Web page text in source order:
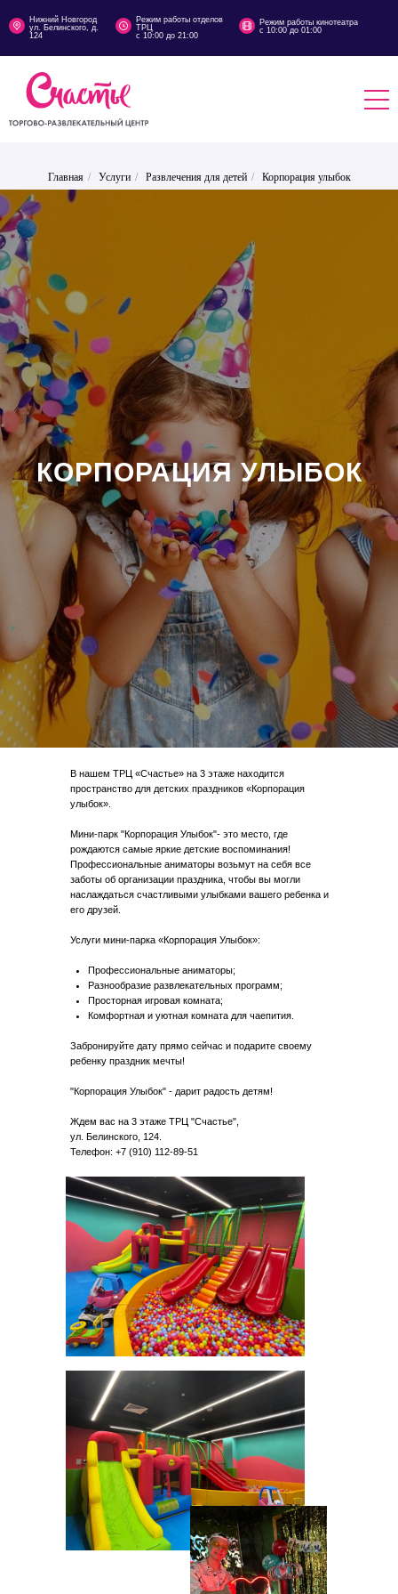
Режим работы отделов
ТРЦ
с 10:00 до 21:00
Режим работы кинотеатра
с 10:00 до 01:00
Нижний Новгород
ул. Белинского, д.
124
Главная / Услуги / Развлечения для детей / Корпорация улыбок
КОРПОРАЦИЯ УЛЫБОК
В нашем ТРЦ «Счастье» на 3 этаже находится
пространство для детских праздников «Корпорация
улыбок».
Мини-парк "Корпорация Улыбок"- это место, где
рождаются самые яркие детские воспоминания!
Профессиональные аниматоры возьмут на себя все
заботы об организации праздника, чтобы вы могли
наслаждаться счастливыми улыбками вашего ребенка и
его друзей.
Услуги мини-парка «Корпорация Улыбок»:
Профессиональные аниматоры;
Разнообразие развлекательных программ;
Просторная игровая комната;
Комфортная и уютная комната для чаепития.
Забронируйте дату прямо сейчас и подарите своему
ребенку праздник мечты!
"Корпорация Улыбок" - дарит радость детям!
Ждем вас на 3 этаже ТРЦ "Счастье",
ул. Белинского, 124.
Телефон: +7 (910) 112-89-51